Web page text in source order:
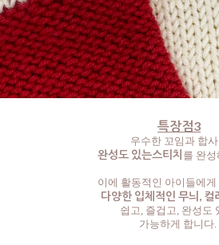
특장점3
우수한 꼬임과 합사
완성도 있는스티치 를 완성
이에 활동적인 아이들에게
다양한 입체적인 무늬, 컬
쉽고, 즐겁고, 완성도
가능하게 합니다.